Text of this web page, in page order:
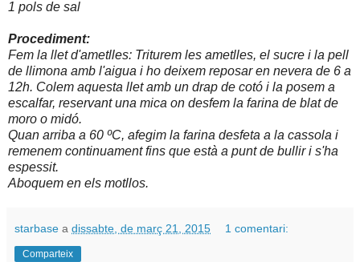
1 pols de sal
Procediment:
Fem la llet d'ametlles: Triturem les ametlles, el sucre i la pell
de llimona amb l'aigua i ho deixem reposar en nevera de 6 a
12h. Colem aquesta llet amb un drap de cotó i la posem a
escalfar, reservant una mica on desfem la farina de blat de
moro o midó.
Quan arriba a 60 ºC, afegim la farina desfeta a la cassola i
remenem continuament fins que està a punt de bullir i s'ha
espessit.
Aboquem en els motllos.
starbase a dissabte, de març 21, 2015 1 comentari:
Comparteix